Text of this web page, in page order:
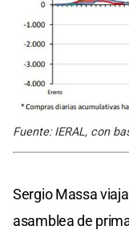
Fuente: IERAL, con
Sergio Massa
asamblea de